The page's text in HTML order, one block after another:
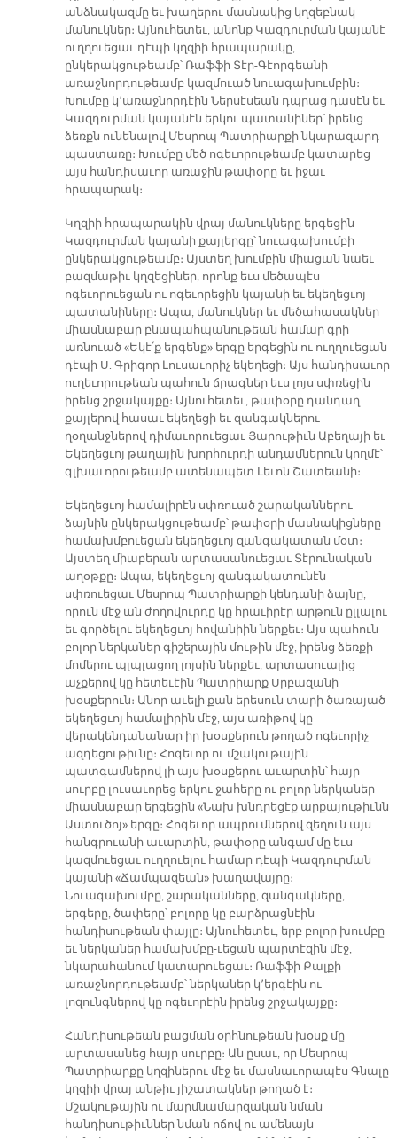
անձնակազմը եւ խաղերու մասնակից կղզեբնակ
մանուկներ։ Այնուհետեւ, անոնք Կազդուրման կայանէ
ուղղուեցաւ դէպի կղզիի հրապարակը,
ընկերակցութեամբ՝ Ռաֆֆի Տէր-Գէորգեանի
առաջնորդութեամբ կազմուած նուագախումբին։
Խումբը կ՚առաջնորդէին Ներսէսեան դպրաց դասէն եւ
Կազդուրման կայանէն երկու պատանիներ՝ իրենց
ձեռքն ունենալով Մեսրոպ Պատրիարքի նկարազարդ
պաստառը։ Խումբը մեծ ոգեւորութեամբ կատարեց
այս հանդիսաւոր առաջին թափօրը եւ իջաւ
հրապարակ։
Կղզիի հրապարակին վրայ մանուկները երգեցին
Կազդուրման կայանի քայլերգը՝ նուագախումբի
ընկերակցութեամբ։ Այստեղ խումբին միացան նաեւ
բազմաթիւ կղզեցիներ, որոնք եւս մեծապէս
ոգեւորուեցան ու ոգեւորեցին կայանի եւ եկեղեցւոյ
պատանիները։ Ապա, մանուկներ եւ մեծահասակներ
միասնաբար բնապահպանութեան համար գրի
առնուած «Եկէ՛ք երգենք» երգը երգեցին ու ուղղուեցան
դէպի Ս. Գրիգոր Լուսաւորիչ եկեղեցի։ Այս հանդիսաւոր
ուղեւորութեան պահուն ճրագներ եւս լոյս սփռեցին
իրենց շրջակայքը։ Այնուհետեւ, թափօրը դանդաղ
քայլերով հասաւ եկեղեցի եւ զանգակներու
ղօղանջներով դիմաւորուեցաւ Յարութիւն Աբեղայի եւ
Եկեղեցւոյ թաղային խորհուրդի անդամներուն կողմէ՝
գլխաւորութեամբ ատենապետ Լեւոն Շատեանի։
Եկեղեցւոյ համալիրէն սփռուած շարականներու
ձայնին ընկերակցութեամբ՝ թափօրի մասնակիցները
համախմբուեցան եկեղեցւոյ զանգակատան մօտ։
Այստեղ միաբերան արտասանուեցաւ Տէրունական
աղօթքը։ Ապա, եկեղեցւոյ զանգակատունէն
սփռուեցաւ Մեսրոպ Պատրիարքի կենդանի ձայնը,
որուն մէջ ան ժողովուրդը կը հրաւիրէր արթուն ըլլալու
եւ գործելու եկեղեցւոյ հովանիին ներքեւ։ Այս պահուն
բոլոր ներկաներ գիշերային մութին մէջ, իրենց ձեռքի
մոմերու պլպլացող լոյսին ներքեւ, արտասուալից
աչքերով կը հետեւէին Պատրիարք Սրբազանի
խօսքերուն։ Անոր աւելի քան երեսուն տարի ծառայած
եկեղեցւոյ համալիրին մէջ, այս առիթով կը
վերակենդանանար իր խօսքերուն թողած ոգեւորիչ
ազդեցութիւնը։ Հոգեւոր ու մշակութային
պատգամներով լի այս խօսքերու աւարտին՝ հայր
սուրբը լուսաւորեց երկու ջահերը ու բոլոր ներկաներ
միասնաբար երգեցին «Նախ խնդրեցէք արքայութիւնն
Աստուծոյ» երգը։ Հոգեւոր ապրումներով զեղուն այս
հանգրուանի աւարտին, թափօրը անգամ մը եւս
կազմուեցաւ ուղղուելու համար դէպի Կազդուրման
կայանի «Ճամպազեան» խաղավայրը։
Նուագախումբը, շարականները, զանգակները,
երգերը, ծափերը՝ բոլորը կը բարձրացնէին
հանդիսութեան փայլը։ Այնուհետեւ, երբ բոլոր խումբը
եւ ներկաներ համախմբը-ւեցան պարտէզին մէջ,
նկարահանում կատարուեցաւ։ Ռաֆֆի Քալքի
առաջնորդութեամբ՝ ներկաներ կ՚երգէին ու
լոզունգներով կը ոգեւորէին իրենց շրջակայքը։
Հանդիսութեան բացման օրհնութեան խօսք մը
արտասանեց հայր սուրբը։ Ան ըսաւ, որ Մեսրոպ
Պատրիարքը կղզիներու մէջ եւ մասնաւորապէս Գնալը
կղզիի վրայ անթիւ յիշատակներ թողած է։
Մշակութային ու մարմնամարզական նման
հանդիսութիւններ նման ոճով ու ամենայն